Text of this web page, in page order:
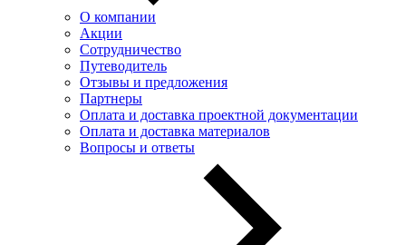
О компании
Акции
Сотрудничество
Путеводитель
Отзывы и предложения
Партнеры
Оплата и доставка проектной документации
Оплата и доставка материалов
Вопросы и ответы